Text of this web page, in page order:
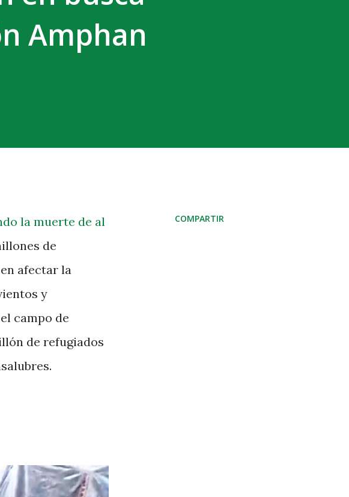
Amphan
la muerte de al
de
afectar la
y
campo de
de refugiados
COMPARTIR